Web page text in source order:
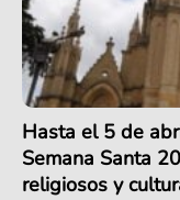
Hasta el 5 de
Semana Santa
religiosos y